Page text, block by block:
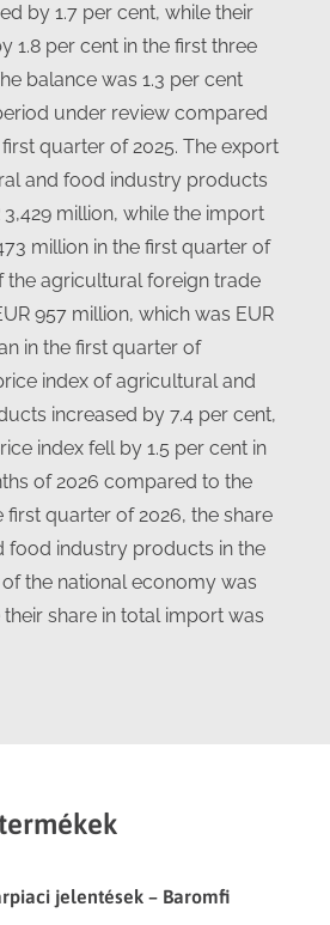
by 1.7 per cent, while their
1.8 per cent in the first three
balance was 1.3 per cent
under review compared
quarter of 2025. The export
and food industry products
million, while the import
million in the first quarter of
the agricultural foreign trade
957 million, which was EUR
in the first quarter of
index of agricultural and
increased by 7.4 per cent,
index fell by 1.5 per cent in
of 2026 compared to the
first quarter of 2026, the share
food industry products in the
the national economy was
their share in total import was
jelentések – Baromfi